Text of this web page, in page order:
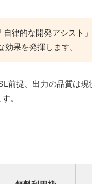
律的な開発アシスト
果を発揮します。
提、出力の品質は現
。